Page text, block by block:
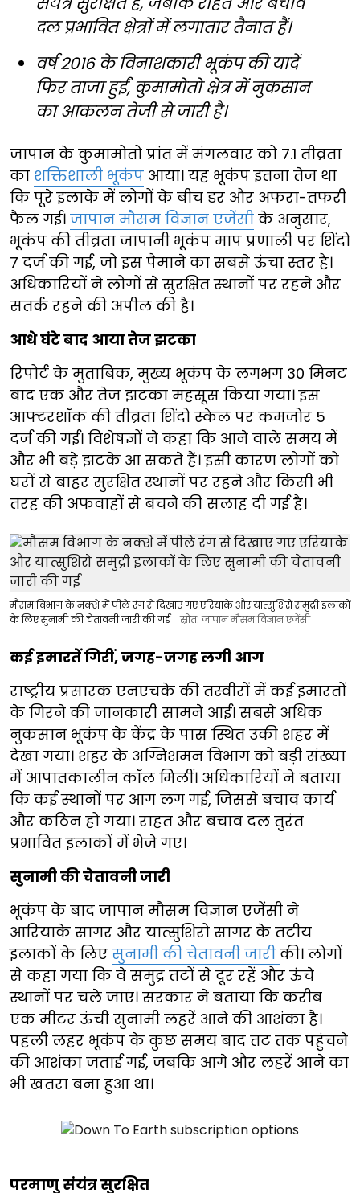
दल प्रभावित क्षेत्रों में लगातार तैनात हैं।
वर्ष 2016 के विनाशकारी भूकंप की यादें
फिर ताजा हुईं, कुमामोतो क्षेत्र में नुकसान
का आकलन तेजी से जारी है।
जापान के कुमामोतो प्रांत में मंगलवार को 7.1 तीव्रता
का शक्तिशाली भूकंप आया। यह भूकंप इतना तेज था
कि पूरे इलाके में लोगों के बीच डर और अफरा-तफरी
फैल गई। जापान मौसम विज्ञान एजेंसी के अनुसार,
भूकंप की तीव्रता जापानी भूकंप माप प्रणाली पर शिंदो
7 दर्ज की गई, जो इस पैमाने का सबसे ऊंचा स्तर है।
अधिकारियों ने लोगों से सुरक्षित स्थानों पर रहने और
सतर्क रहने की अपील की है।
आधे घंटे बाद आया तेज झटका
रिपोर्ट के मुताबिक, मुख्य भूकंप के लगभग 30 मिनट
बाद एक और तेज झटका महसूस किया गया। इस
आफ्टरशॉक की तीव्रता शिंदो स्केल पर कमजोर 5
दर्ज की गई। विशेषज्ञों ने कहा कि आने वाले समय में
और भी बड़े झटके आ सकते हैं। इसी कारण लोगों को
घरों से बाहर सुरक्षित स्थानों पर रहने और किसी भी
तरह की अफवाहों से बचने की सलाह दी गई है।
मौसम विभाग के नक्शे में पीले रंग से दिखाए गए एरियाके और यात्सुशिरो समुद्री इलाकों
के लिए सुनामी की चेतावनी जारी की गई
स्रोत: जापान मौसम विज्ञान एजेंसी
कई इमारतें गिरीं, जगह-जगह लगी आग
राष्ट्रीय प्रसारक एनएचके की तस्वीरों में कई इमारतों
के गिरने की जानकारी सामने आई। सबसे अधिक
नुकसान भूकंप के केंद्र के पास स्थित उकी शहर में
देखा गया। शहर के अग्निशमन विभाग को बड़ी संख्या
में आपातकालीन कॉल मिलीं। अधिकारियों ने बताया
कि कई स्थानों पर आग लग गई, जिससे बचाव कार्य
और कठिन हो गया। राहत और बचाव दल तुरंत
प्रभावित इलाकों में भेजे गए।
सुनामी की चेतावनी जारी
भूकंप के बाद जापान मौसम विज्ञान एजेंसी ने
आरियाके सागर और यात्सुशिरो सागर के तटीय
इलाकों के लिए सुनामी की चेतावनी जारी की। लोगों
से कहा गया कि वे समुद्र तटों से दूर रहें और ऊंचे
स्थानों पर चले जाएं। सरकार ने बताया कि करीब
एक मीटर ऊंची सुनामी लहरें आने की आशंका है।
पहली लहर भूकंप के कुछ समय बाद तट तक पहुंचने
की आशंका जताई गई, जबकि आगे और लहरें आने का
भी खतरा बना हुआ था।
परमाणु संयंत्र सुरक्षित